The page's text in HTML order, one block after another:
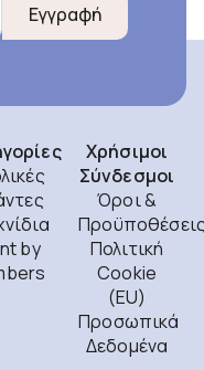
Εγγραφή
by
Χρήσιμοι
Σύνδεσμοι
Όροι &
Πολιτική
Cookie
(EU)
Προσωπικά
Δεδομένα